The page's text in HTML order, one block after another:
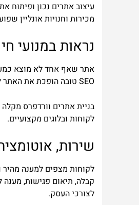
עיצוב אתרים נכון ופיתוח
מכירות וחנויות אונליין שפועלות 24/7 ומאפשרות לעסק למכור גם
נראות במנועי
אתר שאף אחד לא מוצא
SEO טובה הופכת את האתר לנכס שממשיך להביא תנועה אורגנית גם חודשים ושנים קדימה, בלי לשלם על כל קליק.
לקוחות ובלוגים מקצועיים.
שירות,
לקוחות מצפים למענה מהיר
קבלה, תיאום פגישות,
לצורכי העסק.